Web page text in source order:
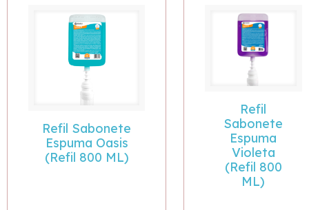
Refil Sabonete
Espuma Oasis
(Refil 800 ML)
Refil
Sabonete
Espuma
Violeta
(Refil 800
ML)